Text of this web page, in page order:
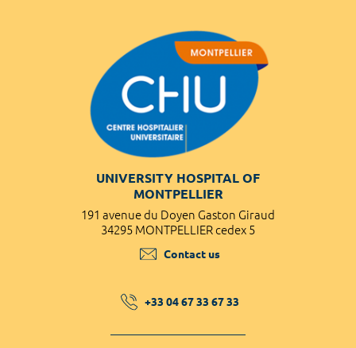
UNIVERSITY HOSPITAL OF
MONTPELLIER
191 avenue du Doyen Gaston Giraud
34295 MONTPELLIER cedex 5
Contact us
+33 04 67 33 67 33